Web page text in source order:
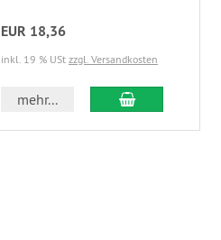
EUR 18,36
inkl. 19 % USt zzgl. Versandkosten
mehr...